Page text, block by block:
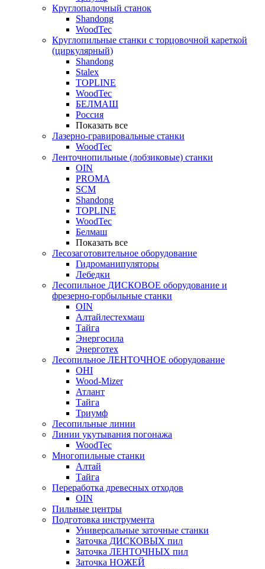
Круглопалочный станок
Shandong
WoodTec
Круглопильные станки с торцовочной кареткой
(циркулярный)
Shandong
Stalex
TOPLINE
WoodTec
БЕЛМАШ
Россия
Показать все
Лазерно-гравировальные станки
WoodTec
Ленточнопильные (лобзиковые) станки
OIN
PROMA
SCM
Shandong
TOPLINE
WoodTec
Белмаш
Показать все
Лесозаготовительное оборудование
Гидроманипуляторы
Лебедки
Лесопильное ДИСКОВОЕ оборудование и
фрезерно-горбыльные станки
OIN
Алтайлестехмаш
Тайга
Энергосила
Энерготех
Лесопильное ЛЕНТОЧНОЕ оборудование
OHI
Wood-Mizer
Атлант
Тайга
Триумф
Лесопильные линии
Линии укутывания погонажа
WoodTec
Многопильные станки
Алтай
Тайга
Переработка древесных отходов
OIN
Пильные центры
Подготовка инструмента
Универсальные заточные станки
Заточка ДИСКОВЫХ пил
Заточка ЛЕНТОЧНЫХ пил
Заточка НОЖЕЙ